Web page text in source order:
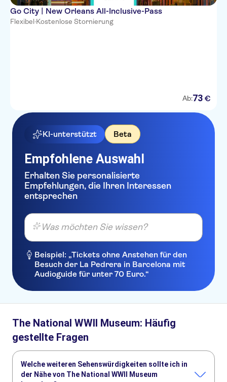
Go City | New Orleans All-Inclusive-Pass
Flexibel·Kostenlose Stornierung
Ab:73 €
KI-unterstützt Beta
Empfohlene Auswahl
Erhalten Sie personalisierte
Empfehlungen, die Ihren Interessen
entsprechen
Was möchten Sie wissen?
Beispiel: „Tickets ohne Anstehen für den
Besuch der La Pedrera in Barcelona mit
Audioguide für unter 70 Euro.“
The National WWII Museum: Häufig
gestellte Fragen
Welche weiteren Sehenswürdigkeiten sollte ich in
der Nähe von The National WWII Museum